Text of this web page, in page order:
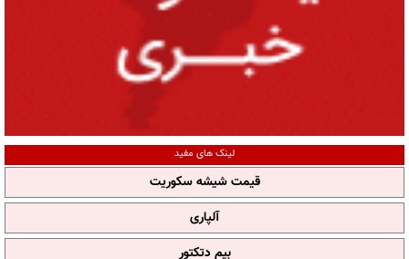
لینک های مفید
قیمت شیشه سکوریت
آلپاری
بیم دتکتور